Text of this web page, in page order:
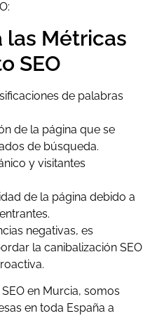
las Métricas
SEO
de palabras
de la página que se
de búsqueda.
y visitantes
de la página debido a
negativas, es
la canibalización SEO
en Murcia, somos
en toda España a